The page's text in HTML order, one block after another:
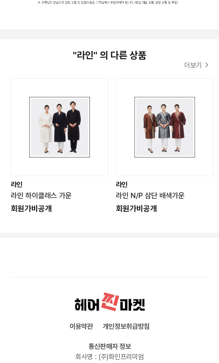
"라인" 의 다른 상품
더보기
라인
라인 하이클래스 가운
회원가비공개
라인
라인 N/P 삼단 배색가운
회원가비공개
이용약관 개인정보취급방침
통신판매자 정보
회사명 : (주)화인프리미엄